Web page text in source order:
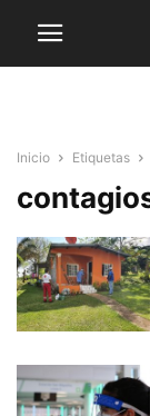
Inicio Etiquetas